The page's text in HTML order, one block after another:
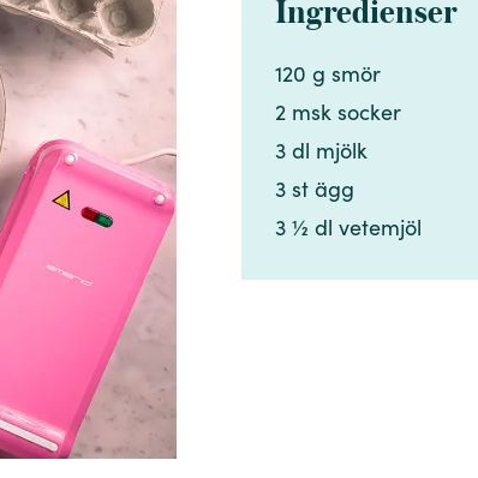
Ingredienser
120 g smör​​​​‌ ‍ ​‍​‍‌‍ ‌ ​‍‌‍‍‌‌‍‌ ‌‍‍‌‌‍ ‍​‍​‍​ ‍‍​‍​‍‌ ​ ‌‍​‌‌‍ ‍‌‍‍‌‌ ‌​‌ ‍‌​‍ ‍‌‍‍‌‌‍ ​‍​‍​‍ ​​‍​‍‌‍‍​‌ ​‍‌‍‌‌‌‍‌‍​‍​‍​ ‍‍​‍​‍‌‍‍​‌ ‌​‌ ‌​‌ ​​‌ ​ ​ ‍‍​‍ ​‍ ‌‍​ ‌‍ ‌‌ ​ ​‍ ‍‌‍​ ‌‍‌‌‌ ​‍‌ ‌‍‌‍‌‌‌ ​‍‌‍​‌​‍ ‍‌ ​ ‌‍‌‌​‍ ‌ ​​‌ ​‍‌‍ ‌‍‌​‌ ‌‌‌‍​ ‌ ‌​‌‍‍‌‌‍ ‌‍ ‍​‍ ‌‍‍‌‌‍ ‍‌ ‌​‌‍‌‌‌‍ ‍‌ ‌​​‍ ‌‍‌‌‌‍‌​‌‍‍‌‌ ‌​​‍ ‌‍ ‌‌‍ ‌‍‌​‌‍‌‌​ ‌‌ ​​‌ ​‍‌‍‌‌‌ ​ ‌‍‌‌‌‍ ‍‌ ‌​‌‍​‌‌ ‌​‌‍‍‌‌‍ ‌‍ ‍​ ‍ ‌‍‍‌‌‍‌​​ ‌​ ​ ‌‍‌​‌‍‌‍​ ​‍‌‍‌‌‌‍​‌‌‍​‌​ ‌‌​‍ ‌​ ​​​ ​​​ ​​​ ‌​​‍ ‌​ ‌​​ ​​​ ‌‌‌‍​‍​‍ ‌​ ‍​​ ​‌​ ‌​‌‍​‌​‍ ‌​ ‍‌‌‍​‍​ ‌​‌‍‌‌​ ‌​​ ​​​ ​​‌‍​‌​ ‌‍​ ​‍​ ​ ​ ‌‍​ ‍ ‌ ‌​‌ ‍‌‌ ​​‌‍‌‌​ ‌‌ ​​‌‍​‌‌‍‌ ‌‍‌‌​ ‍ ‌ ​​‌‍​‌‌ ‌​‌‍‍​​ ‌‌‍​‍‌‍ ​‌‍ ‌‍​ ‌‍‍ ‌ ​ ​‍‌‌​ ‌‌‌​​‍‌‌ ‌‍‍ ‌‍‌‌‌ ‍‌​‍‌‌​ ​ ‌​‌​​‍‌‌​ ​ ‌​‌​​‍‌‌​ ​‍​ ​‍​ ‌​​ ​‌​ ‍‌​ ‌‌​ ​ ​ ‌ ​ ​‌​ ​‌‌‍​‍​ ‌‌​ ​ ‌‍‌‍​‍‌‌​ ​‍​ ​‍​‍‌‌​ ‌‌‌​‌​​‍ ‍‌‍​ ‌‍ ‌‍ ​‌ ‌‌‌‍ ‌‌‍ ‍‌ ​ ​‍‌‌​ ‌‌‌​​‍‌‌ ‌‍‍ ‌‍‌‌‌ ‍‌​‍‌‌​ ​ ‌​‌​​‍‌‌​ ​ ‌​‌​​‍‌‌​ ​‍​ ​‍​ ​‌​ ‌ ‌‍‌‍‌‍​‌‌‍​‍​ ‌‍‌‍‌​‌‍‌​​ ​​​ ‌ ​ ‌​‌‍​ ​‍‌‌​ ​‍​ ​‍​‍‌‌​ ‌‌‌​‌​​‍ ‍‌‍‍‌‌ ‌​‌‍‌‌‌‍ ‌‌ ​ ​‍‌‌​ ‌‌‌​​‍​ ​​​‍‌‌​ ‌‌‌​‌​​ ‌‍​‍‌‍​‌‌ ​ ‌‍‌‌‌‌‌‌‌ ​‍‌‍ ​​ ‌‌‍‍​‌ ‌​‌ ‌​‌ ​​‌ ​ ​‍‌‌​ ​ ‌​​‌​‍‌‌​ ​‍‌​‌‍​‍‌‌​ ​‍‌​‌‍‌‍​ ‌‍ ‌‌ ​ ​‍ ‍‌‍​ ‌‍‌‌‌ ​‍‌ ‌‍‌‍‌‌‌ ​‍‌‍​‌​‍ ‍‌ ​ ‌‍‌‌​‍‌‍‌‍‍‌‌‍‌​​ ‌​ ​ ‌‍‌​‌‍‌‍​ ​‍‌‍‌‌‌‍​‌‌‍​‌​ ‌‌​‍ ‌​ ​​​ ​​​ ​​​ ‌​​‍ ‌​ ‌​​ ​​​ ‌‌‌‍​‍​‍ ‌​ ‍​​ ​‌​ ‌​‌‍​‌​‍ ‌​ ‍‌‌‍​‍​ ‌​‌‍‌‌​ ‌​​ ​​​ ​​‌‍​‌​ ‌‍​ ​‍​ ​ ​ ‌‍​‍‌‍‌ ‌​‌ ‍‌‌ ​​‌‍‌‌​ ‌‌ ​​‌‍​‌‌‍‌ ‌‍‌‌​‍‌‍‌ ​​‌‍​‌‌ ‌​‌‍‍​​ ‌‌‍​‍‌‍ ​‌‍ ‌‍​ ‌‍‍ ‌ ​ ​‍‌‌​ ‌‌‌​​‍‌‌ ‌‍‍ ‌‍‌‌‌ ‍‌​‍‌‌​ ​ ‌​‌​​‍‌‌​ ​ ‌​‌​​‍‌‌​ ​‍​ ​‍​ ‌​​ ​‌​ ‍‌​ ‌‌​ ​ ​ ‌ ​ ​‌​ ​‌‌‍​‍​ ‌‌​ ​ ‌‍‌‍​‍‌‌​ ​‍​ ​‍​‍‌‌​ ‌‌‌​‌​​‍ ‍‌‍​ ‌‍ ‌‍ ​‌ ‌‌‌‍ ‌‌‍ ‍‌ ​ ​‍‌‌​ ‌‌‌​​‍‌‌ ‌‍‍ ‌‍‌‌‌ ‍‌​‍‌‌​ ​ ‌​‌​​‍‌‌​ ​ ‌​‌​​‍‌‌​ ​‍​ ​‍​ ​‌​ ‌ ‌‍‌‍‌‍​‌‌‍​‍​ ‌‍‌‍‌​‌‍‌​​ ​​​ ‌ ​ ‌​‌‍​ ​‍‌‌​ ​‍​ ​‍​‍‌‌​ ‌‌‌​‌​​‍ ‍‌‍‍‌‌ ‌​‌‍‌‌‌‍ ‌‌ ​ ​‍‌‌​ ‌‌‌​​‍​ ​​​‍‌‌​ ‌‌‌​‌​​‍‌‍‌ ‌ ‌‍ ‌ ​‍‌‍‍ ‌ ​ ‌ ​​‌‍​‌‌‍​ ‌‍‌‌​ ‌‌ ​​‌ ​‍‌‍ ‌‍‌​‌ ‌‌‌‍​ ‌ ‌​‌‍‍‌‌‍ ‌‍ ‍​‍‌‍‌ ​​‌‍‌‌‌ ​‍‌ ​ ‌ ​​‌‍‌‌‌‍​ ‌ ‌​‌‍‍‌‌ ‌‍‌‍‌‌​ ‌‌ ​​‌ ‌‌‌‍​‍‌‍ ​‌‍‍‌‌ ​ ‌‍‍​‌‍‌‌‌‍‌​​‍​‍‌ ‌
2 msk socker ​​​​‌ ‍ ​‍​‍‌‍ ‌ ​‍‌‍‍‌‌‍‌ ‌‍‍‌‌‍ ‍​‍​‍​ ‍‍​‍​‍‌ ​ ‌‍​‌‌‍ ‍‌‍‍‌‌ ‌​‌ ‍‌​‍ ‍‌‍‍‌‌‍ ​‍​‍​‍ ​​‍​‍‌‍‍​‌ ​‍‌‍‌‌‌‍‌‍​‍​‍​ ‍‍​‍​‍‌‍‍​‌ ‌​‌ ‌​‌ ​​‌ ​ ​ ‍‍​‍ ​‍ ‌‍​ ‌‍ ‌‌ ​ ​‍ ‍‌‍​ ‌‍‌‌‌ ​‍‌ ‌‍‌‍‌‌‌ ​‍‌‍​‌​‍ ‍‌ ​ ‌‍‌‌​‍ ‌ ​​‌ ​‍‌‍ ‌‍‌​‌ ‌‌‌‍​ ‌ ‌​‌‍‍‌‌‍ ‌‍ ‍​‍ ‌‍‍‌‌‍ ‍‌ ‌​‌‍‌‌‌‍ ‍‌ ‌​​‍ ‌‍‌‌‌‍‌​‌‍‍‌‌ ‌​​‍ ‌‍ ‌‌‍ ‌‍‌​‌‍‌‌​ ‌‌ ​​‌ ​‍‌‍‌‌‌ ​ ‌‍‌‌‌‍ ‍‌ ‌​‌‍​‌‌ ‌​‌‍‍‌‌‍ ‌‍ ‍​ ‍ ‌‍‍‌‌‍‌​​ ‌​ ​ ‌‍‌​‌‍‌‍​ ​‍‌‍‌‌‌‍​‌‌‍​‌​ ‌‌​‍ ‌​ ​​​ ​​​ ​​​ ‌​​‍ ‌​ ‌​​ ​​​ ‌‌‌‍​‍​‍ ‌​ ‍​​ ​‌​ ‌​‌‍​‌​‍ ‌​ ‍‌‌‍​‍​ ‌​‌‍‌‌​ ‌​​ ​​​ ​​‌‍​‌​ ‌‍​ ​‍​ ​ ​ ‌‍​ ‍ ‌ ‌​‌ ‍‌‌ ​​‌‍‌‌​ ‌‌ ​​‌‍​‌‌‍‌ ‌‍‌‌​ ‍ ‌ ​​‌‍​‌‌ ‌​‌‍‍​​ ‌‌‍​‍‌‍ ​‌‍ ‌‍​ ‌‍‍ ‌ ​ ​‍‌‌​ ‌‌‌​​‍‌‌ ‌‍‍ ‌‍‌‌‌ ‍‌​‍‌‌​ ​ ‌​‌​​‍‌‌​ ​ ‌​‌​​‍‌‌​ ​‍​ ​‍​ ‌​​ ​‌​ ‍‌​ ‌‌​ ​ ​ ‌ ​ ​‌​ ​‌‌‍​‍​ ‌‌​ ​ ‌‍‌‍​‍‌‌​ ​‍​ ​‍​‍‌‌​ ‌‌‌​‌​​‍ ‍‌‍​ ‌‍ ‌‍ ​‌ ‌‌‌‍ ‌‌‍ ‍‌ ​ ​‍‌‌​ ‌‌‌​​‍‌‌ ‌‍‍ ‌‍‌‌‌ ‍‌​‍‌‌​ ​ ‌​‌​​‍‌‌​ ​ ‌​‌​​‍‌‌​ ​‍​ ​‍​ ​‌​ ‌ ‌‍‌‍‌‍​‌‌‍​‍​ ‌‍‌‍‌​‌‍‌​​ ​​​ ‌ ​ ‌​‌‍​ ​‍‌‌​ ​‍​ ​‍​‍‌‌​ ‌‌‌​‌​​‍ ‍‌‍‍‌‌ ‌​‌‍‌‌‌‍ ‌‌ ​ ​‍‌‌​ ‌‌‌​​‍​ ​‌​‍‌‌​ ‌‌‌​‌​​ ‌‍​‍‌‍​‌‌ ​ ‌‍‌‌‌‌‌‌‌ ​‍‌‍ ​​ ‌‌‍‍​‌ ‌​‌ ‌​‌ ​​‌ ​ ​‍‌‌​ ​ ‌​​‌​‍‌‌​ ​‍‌​‌‍​‍‌‌​ ​‍‌​‌‍‌‍​ ‌‍ ‌‌ ​ ​‍ ‍‌‍​ ‌‍‌‌‌ ​‍‌ ‌‍‌‍‌‌‌ ​‍‌‍​‌​‍ ‍‌ ​ ‌‍‌‌​‍‌‍‌‍‍‌‌‍‌​​ ‌​ ​ ‌‍‌​‌‍‌‍​ ​‍‌‍‌‌‌‍​‌‌‍​‌​ ‌‌​‍ ‌​ ​​​ ​​​ ​​​ ‌​​‍ ‌​ ‌​​ ​​​ ‌‌‌‍​‍​‍ ‌​ ‍​​ ​‌​ ‌​‌‍​‌​‍ ‌​ ‍‌‌‍​‍​ ‌​‌‍‌‌​ ‌​​ ​​​ ​​‌‍​‌​ ‌‍​ ​‍​ ​ ​ ‌‍​‍‌‍‌ ‌​‌ ‍‌‌ ​​‌‍‌‌​ ‌‌ ​​‌‍​‌‌‍‌ ‌‍‌‌​‍‌‍‌ ​​‌‍​‌‌ ‌​‌‍‍​​ ‌‌‍​‍‌‍ ​‌‍ ‌‍​ ‌‍‍ ‌ ​ ​‍‌‌​ ‌‌‌​​‍‌‌ ‌‍‍ ‌‍‌‌‌ ‍‌​‍‌‌​ ​ ‌​‌​​‍‌‌​ ​ ‌​‌​​‍‌‌​ ​‍​ ​‍​ ‌​​ ​‌​ ‍‌​ ‌‌​ ​ ​ ‌ ​ ​‌​ ​‌‌‍​‍​ ‌‌​ ​ ‌‍‌‍​‍‌‌​ ​‍​ ​‍​‍‌‌​ ‌‌‌​‌​​‍ ‍‌‍​ ‌‍ ‌‍ ​‌ ‌‌‌‍ ‌‌‍ ‍‌ ​ ​‍‌‌​ ‌‌‌​​‍‌‌ ‌‍‍ ‌‍‌‌‌ ‍‌​‍‌‌​ ​ ‌​‌​​‍‌‌​ ​ ‌​‌​​‍‌‌​ ​‍​ ​‍​ ​‌​ ‌ ‌‍‌‍‌‍​‌‌‍​‍​ ‌‍‌‍‌​‌‍‌​​ ​​​ ‌ ​ ‌​‌‍​ ​‍‌‌​ ​‍​ ​‍​‍‌‌​ ‌‌‌​‌​​‍ ‍‌‍‍‌‌ ‌​‌‍‌‌‌‍ ‌‌ ​ ​‍‌‌​ ‌‌‌​​‍​ ​‌​‍‌‌​ ‌‌‌​‌​​‍‌‍‌ ‌ ‌‍ ‌ ​‍‌‍‍ ‌ ​ ‌ ​​‌‍​‌‌‍​ ‌‍‌‌​ ‌‌ ​​‌ ​‍‌‍ ‌‍‌​‌ ‌‌‌‍​ ‌ ‌​‌‍‍‌‌‍ ‌‍ ‍​‍‌‍‌ ​​‌‍‌‌‌ ​‍‌ ​ ‌ ​​‌‍‌‌‌‍​ ‌ ‌​‌‍‍‌‌ ‌‍‌‍‌‌​ ‌‌ ​​‌ ‌‌‌‍​‍‌‍ ​‌‍‍‌‌ ​ ‌‍‍​‌‍‌‌‌‍‌​​‍​‍‌ ‌
3 dl mjölk​​​​‌ ‍ ​‍​‍‌‍ ‌ ​‍‌‍‍‌‌‍‌ ‌‍‍‌‌‍ ‍​‍​‍​ ‍‍​‍​‍‌ ​ ‌‍​‌‌‍ ‍‌‍‍‌‌ ‌​‌ ‍‌​‍ ‍‌‍‍‌‌‍ ​‍​‍​‍ ​​‍​‍‌‍‍​‌ ​‍‌‍‌‌‌‍‌‍​‍​‍​ ‍‍​‍​‍‌‍‍​‌ ‌​‌ ‌​‌ ​​‌ ​ ​ ‍‍​‍ ​‍ ‌‍​ ‌‍ ‌‌ ​ ​‍ ‍‌‍​ ‌‍‌‌‌ ​‍‌ ‌‍‌‍‌‌‌ ​‍‌‍​‌​‍ ‍‌ ​ ‌‍‌‌​‍ ‌ ​​‌ ​‍‌‍ ‌‍‌​‌ ‌‌‌‍​ ‌ ‌​‌‍‍‌‌‍ ‌‍ ‍​‍ ‌‍‍‌‌‍ ‍‌ ‌​‌‍‌‌‌‍ ‍‌ ‌​​‍ ‌‍‌‌‌‍‌​‌‍‍‌‌ ‌​​‍ ‌‍ ‌‌‍ ‌‍‌​‌‍‌‌​ ‌‌ ​​‌ ​‍‌‍‌‌‌ ​ ‌‍‌‌‌‍ ‍‌ ‌​‌‍​‌‌ ‌​‌‍‍‌‌‍ ‌‍ ‍​ ‍ ‌‍‍‌‌‍‌​​ ‌​ ​ ‌‍‌​‌‍‌‍​ ​‍‌‍‌‌‌‍​‌‌‍​‌​ ‌‌​‍ ‌​ ​​​ ​​​ ​​​ ‌​​‍ ‌​ ‌​​ ​​​ ‌‌‌‍​‍​‍ ‌​ ‍​​ ​‌​ ‌​‌‍​‌​‍ ‌​ ‍‌‌‍​‍​ ‌​‌‍‌‌​ ‌​​ ​​​ ​​‌‍​‌​ ‌‍​ ​‍​ ​ ​ ‌‍​ ‍ ‌ ‌​‌ ‍‌‌ ​​‌‍‌‌​ ‌‌ ​​‌‍​‌‌‍‌ ‌‍‌‌​ ‍ ‌ ​​‌‍​‌‌ ‌​‌‍‍​​ ‌‌‍​‍‌‍ ​‌‍ ‌‍​ ‌‍‍ ‌ ​ ​‍‌‌​ ‌‌‌​​‍‌‌ ‌‍‍ ‌‍‌‌‌ ‍‌​‍‌‌​ ​ ‌​‌​​‍‌‌​ ​ ‌​‌​​‍‌‌​ ​‍​ ​‍​ ‌​​ ​‌​ ‍‌​ ‌‌​ ​ ​ ‌ ​ ​‌​ ​‌‌‍​‍​ ‌‌​ ​ ‌‍‌‍​‍‌‌​ ​‍​ ​‍​‍‌‌​ ‌‌‌​‌​​‍ ‍‌‍​ ‌‍ ‌‍ ​‌ ‌‌‌‍ ‌‌‍ ‍‌ ​ ​‍‌‌​ ‌‌‌​​‍‌‌ ‌‍‍ ‌‍‌‌‌ ‍‌​‍‌‌​ ​ ‌​‌​​‍‌‌​ ​ ‌​‌​​‍‌‌​ ​‍​ ​‍​ ​‌​ ‌ ‌‍‌‍‌‍​‌‌‍​‍​ ‌‍‌‍‌​‌‍‌​​ ​​​ ‌ ​ ‌​‌‍​ ​‍‌‌​ ​‍​ ​‍​‍‌‌​ ‌‌‌​‌​​‍ ‍‌‍‍‌‌ ‌​‌‍‌‌‌‍ ‌‌ ​ ​‍‌‌​ ‌‌‌​​‍​ ​‍​‍‌‌​ ‌‌‌​‌​​ ‌‍​‍‌‍​‌‌ ​ ‌‍‌‌‌‌‌‌‌ ​‍‌‍ ​​ ‌‌‍‍​‌ ‌​‌ ‌​‌ ​​‌ ​ ​‍‌‌​ ​ ‌​​‌​‍‌‌​ ​‍‌​‌‍​‍‌‌​ ​‍‌​‌‍‌‍​ ‌‍ ‌‌ ​ ​‍ ‍‌‍​ ‌‍‌‌‌ ​‍‌ ‌‍‌‍‌‌‌ ​‍‌‍​‌​‍ ‍‌ ​ ‌‍‌‌​‍‌‍‌‍‍‌‌‍‌​​ ‌​ ​ ‌‍‌​‌‍‌‍​ ​‍‌‍‌‌‌‍​‌‌‍​‌​ ‌‌​‍ ‌​ ​​​ ​​​ ​​​ ‌​​‍ ‌​ ‌​​ ​​​ ‌‌‌‍​‍​‍ ‌​ ‍​​ ​‌​ ‌​‌‍​‌​‍ ‌​ ‍‌‌‍​‍​ ‌​‌‍‌‌​ ‌​​ ​​​ ​​‌‍​‌​ ‌‍​ ​‍​ ​ ​ ‌‍​‍‌‍‌ ‌​‌ ‍‌‌ ​​‌‍‌‌​ ‌‌ ​​‌‍​‌‌‍‌ ‌‍‌‌​‍‌‍‌ ​​‌‍​‌‌ ‌​‌‍‍​​ ‌‌‍​‍‌‍ ​‌‍ ‌‍​ ‌‍‍ ‌ ​ ​‍‌‌​ ‌‌‌​​‍‌‌ ‌‍‍ ‌‍‌‌‌ ‍‌​‍‌‌​ ​ ‌​‌​​‍‌‌​ ​ ‌​‌​​‍‌‌​ ​‍​ ​‍​ ‌​​ ​‌​ ‍‌​ ‌‌​ ​ ​ ‌ ​ ​‌​ ​‌‌‍​‍​ ‌‌​ ​ ‌‍‌‍​‍‌‌​ ​‍​ ​‍​‍‌‌​ ‌‌‌​‌​​‍ ‍‌‍​ ‌‍ ‌‍ ​‌ ‌‌‌‍ ‌‌‍ ‍‌ ​ ​‍‌‌​ ‌‌‌​​‍‌‌ ‌‍‍ ‌‍‌‌‌ ‍‌​‍‌‌​ ​ ‌​‌​​‍‌‌​ ​ ‌​‌​​‍‌‌​ ​‍​ ​‍​ ​‌​ ‌ ‌‍‌‍‌‍​‌‌‍​‍​ ‌‍‌‍‌​‌‍‌​​ ​​​ ‌ ​ ‌​‌‍​ ​‍‌‌​ ​‍​ ​‍​‍‌‌​ ‌‌‌​‌​​‍ ‍‌‍‍‌‌ ‌​‌‍‌‌‌‍ ‌‌ ​ ​‍‌‌​ ‌‌‌​​‍​ ​‍​‍‌‌​ ‌‌‌​‌​​‍‌‍‌ ‌ ‌‍ ‌ ​‍‌‍‍ ‌ ​ ‌ ​​‌‍​‌‌‍​ ‌‍‌‌​ ‌‌ ​​‌ ​‍‌‍ ‌‍‌​‌ ‌‌‌‍​ ‌ ‌​‌‍‍‌‌‍ ‌‍ ‍​‍‌‍‌ ​​‌‍‌‌‌ ​‍‌ ​ ‌ ​​‌‍‌‌‌‍​ ‌ ‌​‌‍‍‌‌ ‌‍‌‍‌‌​ ‌‌ ​​‌ ‌‌‌‍​‍‌‍ ​‌‍‍‌‌ ​ ‌‍‍​‌‍‌‌‌‍‌​​‍​‍‌ ‌
3 st ägg ​​​​‌ ‍ ​‍​‍‌‍ ‌ ​‍‌‍‍‌‌‍‌ ‌‍‍‌‌‍ ‍​‍​‍​ ‍‍​‍​‍‌ ​ ‌‍​‌‌‍ ‍‌‍‍‌‌ ‌​‌ ‍‌​‍ ‍‌‍‍‌‌‍ ​‍​‍​‍ ​​‍​‍‌‍‍​‌ ​‍‌‍‌‌‌‍‌‍​‍​‍​ ‍‍​‍​‍‌‍‍​‌ ‌​‌ ‌​‌ ​​‌ ​ ​ ‍‍​‍ ​‍ ‌‍​ ‌‍ ‌‌ ​ ​‍ ‍‌‍​ ‌‍‌‌‌ ​‍‌ ‌‍‌‍‌‌‌ ​‍‌‍​‌​‍ ‍‌ ​ ‌‍‌‌​‍ ‌ ​​‌ ​‍‌‍ ‌‍‌​‌ ‌‌‌‍​ ‌ ‌​‌‍‍‌‌‍ ‌‍ ‍​‍ ‌‍‍‌‌‍ ‍‌ ‌​‌‍‌‌‌‍ ‍‌ ‌​​‍ ‌‍‌‌‌‍‌​‌‍‍‌‌ ‌​​‍ ‌‍ ‌‌‍ ‌‍‌​‌‍‌‌​ ‌‌ ​​‌ ​‍‌‍‌‌‌ ​ ‌‍‌‌‌‍ ‍‌ ‌​‌‍​‌‌ ‌​‌‍‍‌‌‍ ‌‍ ‍​ ‍ ‌‍‍‌‌‍‌​​ ‌​ ​ ‌‍‌​‌‍‌‍​ ​‍‌‍‌‌‌‍​‌‌‍​‌​ ‌‌​‍ ‌​ ​​​ ​​​ ​​​ ‌​​‍ ‌​ ‌​​ ​​​ ‌‌‌‍​‍​‍ ‌​ ‍​​ ​‌​ ‌​‌‍​‌​‍ ‌​ ‍‌‌‍​‍​ ‌​‌‍‌‌​ ‌​​ ​​​ ​​‌‍​‌​ ‌‍​ ​‍​ ​ ​ ‌‍​ ‍ ‌ ‌​‌ ‍‌‌ ​​‌‍‌‌​ ‌‌ ​​‌‍​‌‌‍‌ ‌‍‌‌​ ‍ ‌ ​​‌‍​‌‌ ‌​‌‍‍​​ ‌‌‍​‍‌‍ ​‌‍ ‌‍​ ‌‍‍ ‌ ​ ​‍‌‌​ ‌‌‌​​‍‌‌ ‌‍‍ ‌‍‌‌‌ ‍‌​‍‌‌​ ​ ‌​‌​​‍‌‌​ ​ ‌​‌​​‍‌‌​ ​‍​ ​‍​ ‌​​ ​‌​ ‍‌​ ‌‌​ ​ ​ ‌ ​ ​‌​ ​‌‌‍​‍​ ‌‌​ ​ ‌‍‌‍​‍‌‌​ ​‍​ ​‍​‍‌‌​ ‌‌‌​‌​​‍ ‍‌‍​ ‌‍ ‌‍ ​‌ ‌‌‌‍ ‌‌‍ ‍‌ ​ ​‍‌‌​ ‌‌‌​​‍‌‌ ‌‍‍ ‌‍‌‌‌ ‍‌​‍‌‌​ ​ ‌​‌​​‍‌‌​ ​ ‌​‌​​‍‌‌​ ​‍​ ​‍​ ​‌​ ‌ ‌‍‌‍‌‍​‌‌‍​‍​ ‌‍‌‍‌​‌‍‌​​ ​​​ ‌ ​ ‌​‌‍​ ​‍‌‌​ ​‍​ ​‍​‍‌‌​ ‌‌‌​‌​​‍ ‍‌‍‍‌‌ ‌​‌‍‌‌‌‍ ‌‌ ​ ​‍‌‌​ ‌‌‌​​‍​ ​ ​‍‌‌​ ‌‌‌​‌​​ ‌‍​‍‌‍​‌‌ ​ ‌‍‌‌‌‌‌‌‌ ​‍‌‍ ​​ ‌‌‍‍​‌ ‌​‌ ‌​‌ ​​‌ ​ ​‍‌‌​ ​ ‌​​‌​‍‌‌​ ​‍‌​‌‍​‍‌‌​ ​‍‌​‌‍‌‍​ ‌‍ ‌‌ ​ ​‍ ‍‌‍​ ‌‍‌‌‌ ​‍‌ ‌‍‌‍‌‌‌ ​‍‌‍​‌​‍ ‍‌ ​ ‌‍‌‌​‍‌‍‌‍‍‌‌‍‌​​ ‌​ ​ ‌‍‌​‌‍‌‍​ ​‍‌‍‌‌‌‍​‌‌‍​‌​ ‌‌​‍ ‌​ ​​​ ​​​ ​​​ ‌​​‍ ‌​ ‌​​ ​​​ ‌‌‌‍​‍​‍ ‌​ ‍​​ ​‌​ ‌​‌‍​‌​‍ ‌​ ‍‌‌‍​‍​ ‌​‌‍‌‌​ ‌​​ ​​​ ​​‌‍​‌​ ‌‍​ ​‍​ ​ ​ ‌‍​‍‌‍‌ ‌​‌ ‍‌‌ ​​‌‍‌‌​ ‌‌ ​​‌‍​‌‌‍‌ ‌‍‌‌​‍‌‍‌ ​​‌‍​‌‌ ‌​‌‍‍​​ ‌‌‍​‍‌‍ ​‌‍ ‌‍​ ‌‍‍ ‌ ​ ​‍‌‌​ ‌‌‌​​‍‌‌ ‌‍‍ ‌‍‌‌‌ ‍‌​‍‌‌​ ​ ‌​‌​​‍‌‌​ ​ ‌​‌​​‍‌‌​ ​‍​ ​‍​ ‌​​ ​‌​ ‍‌​ ‌‌​ ​ ​ ‌ ​ ​‌​ ​‌‌‍​‍​ ‌‌​ ​ ‌‍‌‍​‍‌‌​ ​‍​ ​‍​‍‌‌​ ‌‌‌​‌​​‍ ‍‌‍​ ‌‍ ‌‍ ​‌ ‌‌‌‍ ‌‌‍ ‍‌ ​ ​‍‌‌​ ‌‌‌​​‍‌‌ ‌‍‍ ‌‍‌‌‌ ‍‌​‍‌‌​ ​ ‌​‌​​‍‌‌​ ​ ‌​‌​​‍‌‌​ ​‍​ ​‍​ ​‌​ ‌ ‌‍‌‍‌‍​‌‌‍​‍​ ‌‍‌‍‌​‌‍‌​​ ​​​ ‌ ​ ‌​‌‍​ ​‍‌‌​ ​‍​ ​‍​‍‌‌​ ‌‌‌​‌​​‍ ‍‌‍‍‌‌ ‌​‌‍‌‌‌‍ ‌‌ ​ ​‍‌‌​ ‌‌‌​​‍​ ​ ​‍‌‌​ ‌‌‌​‌​​‍‌‍‌ ‌ ‌‍ ‌ ​‍‌‍‍ ‌ ​ ‌ ​​‌‍​‌‌‍​ ‌‍‌‌​ ‌‌ ​​‌ ​‍‌‍ ‌‍‌​‌ ‌‌‌‍​ ‌ ‌​‌‍‍‌‌‍ ‌‍ ‍​‍‌‍‌ ​​‌‍‌‌‌ ​‍‌ ​ ‌ ​​‌‍‌‌‌‍​ ‌ ‌​‌‍‍‌‌ ‌‍‌‍‌‌​ ‌‌ ​​‌ ‌‌‌‍​‍‌‍ ​‌‍‍‌‌ ​ ‌‍‍​‌‍‌‌‌‍‌​​‍​‍‌ ‌
3 ½ dl vetemjöl​​​​‌ ‍ ​‍​‍‌‍ ‌ ​‍‌‍‍‌‌‍‌ ‌‍‍‌‌‍ ‍​‍​‍​ ‍‍​‍​‍‌ ​ ‌‍​‌‌‍ ‍‌‍‍‌‌ ‌​‌ ‍‌​‍ ‍‌‍‍‌‌‍ ​‍​‍​‍ ​​‍​‍‌‍‍​‌ ​‍‌‍‌‌‌‍‌‍​‍​‍​ ‍‍​‍​‍‌‍‍​‌ ‌​‌ ‌​‌ ​​‌ ​ ​ ‍‍​‍ ​‍ ‌‍​ ‌‍ ‌‌ ​ ​‍ ‍‌‍​ ‌‍‌‌‌ ​‍‌ ‌‍‌‍‌‌‌ ​‍‌‍​‌​‍ ‍‌ ​ ‌‍‌‌​‍ ‌ ​​‌ ​‍‌‍ ‌‍‌​‌ ‌‌‌‍​ ‌ ‌​‌‍‍‌‌‍ ‌‍ ‍​‍ ‌‍‍‌‌‍ ‍‌ ‌​‌‍‌‌‌‍ ‍‌ ‌​​‍ ‌‍‌‌‌‍‌​‌‍‍‌‌ ‌​​‍ ‌‍ ‌‌‍ ‌‍‌​‌‍‌‌​ ‌‌ ​​‌ ​‍‌‍‌‌‌ ​ ‌‍‌‌‌‍ ‍‌ ‌​‌‍​‌‌ ‌​‌‍‍‌‌‍ ‌‍ ‍​ ‍ ‌‍‍‌‌‍‌​​ ‌​ ​ ‌‍‌​‌‍‌‍​ ​‍‌‍‌‌‌‍​‌‌‍​‌​ ‌‌​‍ ‌​ ​​​ ​​​ ​​​ ‌​​‍ ‌​ ‌​​ ​​​ ‌‌‌‍​‍​‍ ‌​ ‍​​ ​‌​ ‌​‌‍​‌​‍ ‌​ ‍‌‌‍​‍​ ‌​‌‍‌‌​ ‌​​ ​​​ ​​‌‍​‌​ ‌‍​ ​‍​ ​ ​ ‌‍​ ‍ ‌ ‌​‌ ‍‌‌ ​​‌‍‌‌​ ‌‌ ​​‌‍​‌‌‍‌ ‌‍‌‌​ ‍ ‌ ​​‌‍​‌‌ ‌​‌‍‍​​ ‌‌‍​‍‌‍ ​‌‍ ‌‍​ ‌‍‍ ‌ ​ ​‍‌‌​ ‌‌‌​​‍‌‌ ‌‍‍ ‌‍‌‌‌ ‍‌​‍‌‌​ ​ ‌​‌​​‍‌‌​ ​ ‌​‌​​‍‌‌​ ​‍​ ​‍​ ‌​​ ​‌​ ‍‌​ ‌‌​ ​ ​ ‌ ​ ​‌​ ​‌‌‍​‍​ ‌‌​ ​ ‌‍‌‍​‍‌‌​ ​‍​ ​‍​‍‌‌​ ‌‌‌​‌​​‍ ‍‌‍​ ‌‍ ‌‍ ​‌ ‌‌‌‍ ‌‌‍ ‍‌ ​ ​‍‌‌​ ‌‌‌​​‍‌‌ ‌‍‍ ‌‍‌‌‌ ‍‌​‍‌‌​ ​ ‌​‌​​‍‌‌​ ​ ‌​‌​​‍‌‌​ ​‍​ ​‍​ ​‌​ ‌ ‌‍‌‍‌‍​‌‌‍​‍​ ‌‍‌‍‌​‌‍‌​​ ​​​ ‌ ​ ‌​‌‍​ ​‍‌‌​ ​‍​ ​‍​‍‌‌​ ‌‌‌​‌​​‍ ‍‌‍‍‌‌ ‌​‌‍‌‌‌‍ ‌‌ ​ ​‍‌‌​ ‌‌‌​​‍​ ‌​​‍‌‌​ ‌‌‌​‌​​ ‌‍​‍‌‍​‌‌ ​ ‌‍‌‌‌‌‌‌‌ ​‍‌‍ ​​ ‌‌‍‍​‌ ‌​‌ ‌​‌ ​​‌ ​ ​‍‌‌​ ​ ‌​​‌​‍‌‌​ ​‍‌​‌‍​‍‌‌​ ​‍‌​‌‍‌‍​ ‌‍ ‌‌ ​ ​‍ ‍‌‍​ ‌‍‌‌‌ ​‍‌ ‌‍‌‍‌‌‌ ​‍‌‍​‌​‍ ‍‌ ​ ‌‍‌‌​‍‌‍‌‍‍‌‌‍‌​​ ‌​ ​ ‌‍‌​‌‍‌‍​ ​‍‌‍‌‌‌‍​‌‌‍​‌​ ‌‌​‍ ‌​ ​​​ ​​​ ​​​ ‌​​‍ ‌​ ‌​​ ​​​ ‌‌‌‍​‍​‍ ‌​ ‍​​ ​‌​ ‌​‌‍​‌​‍ ‌​ ‍‌‌‍​‍​ ‌​‌‍‌‌​ ‌​​ ​​​ ​​‌‍​‌​ ‌‍​ ​‍​ ​ ​ ‌‍​‍‌‍‌ ‌​‌ ‍‌‌ ​​‌‍‌‌​ ‌‌ ​​‌‍​‌‌‍‌ ‌‍‌‌​‍‌‍‌ ​​‌‍​‌‌ ‌​‌‍‍​​ ‌‌‍​‍‌‍ ​‌‍ ‌‍​ ‌‍‍ ‌ ​ ​‍‌‌​ ‌‌‌​​‍‌‌ ‌‍‍ ‌‍‌‌‌ ‍‌​‍‌‌​ ​ ‌​‌​​‍‌‌​ ​ ‌​‌​​‍‌‌​ ​‍​ ​‍​ ‌​​ ​‌​ ‍‌​ ‌‌​ ​ ​ ‌ ​ ​‌​ ​‌‌‍​‍​ ‌‌​ ​ ‌‍‌‍​‍‌‌​ ​‍​ ​‍​‍‌‌​ ‌‌‌​‌​​‍ ‍‌‍​ ‌‍ ‌‍ ​‌ ‌‌‌‍ ‌‌‍ ‍‌ ​ ​‍‌‌​ ‌‌‌​​‍‌‌ ‌‍‍ ‌‍‌‌‌ ‍‌​‍‌‌​ ​ ‌​‌​​‍‌‌​ ​ ‌​‌​​‍‌‌​ ​‍​ ​‍​ ​‌​ ‌ ‌‍‌‍‌‍​‌‌‍​‍​ ‌‍‌‍‌​‌‍‌​​ ​​​ ‌ ​ ‌​‌‍​ ​‍‌‌​ ​‍​ ​‍​‍‌‌​ ‌‌‌​‌​​‍ ‍‌‍‍‌‌ ‌​‌‍‌‌‌‍ ‌‌ ​ ​‍‌‌​ ‌‌‌​​‍​ ‌​​‍‌‌​ ‌‌‌​‌​​‍‌‍‌ ‌ ‌‍ ‌ ​‍‌‍‍ ‌ ​ ‌ ​​‌‍​‌‌‍​ ‌‍‌‌​ ‌‌ ​​‌ ​‍‌‍ ‌‍‌​‌ ‌‌‌‍​ ‌ ‌​‌‍‍‌‌‍ ‌‍ ‍​‍‌‍‌ ​​‌‍‌‌‌ ​‍‌ ​ ‌ ​​‌‍‌‌‌‍​ ‌ ‌​‌‍‍‌‌ ‌‍‌‍‌‌​ ‌‌ ​​‌ ‌‌‌‍​‍‌‍ ​‌‍‍‌‌ ​ ‌‍‍​‌‍‌‌‌‍‌​​‍​‍‌ ‌